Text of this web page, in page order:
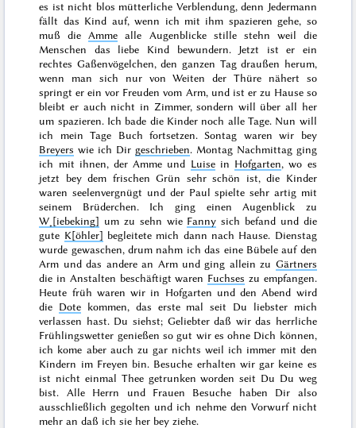
es ist nicht blos mütterliche Verblendung, denn Jedermann
fällt das Kind auf, wenn ich mit ihm spazieren gehe, so
muß dieAmme alle Augenblicke stille stehn weil die
Menschen das liebe Kind bewundern. Jetzt ist er ein
rechtes Gaßenvögelchen, den ganzen Tag draußen herum,
wenn man sich nur von Weiten der Thüre nähert so
springt er ein vor Freuden vom Arm, und ist er zu Hause so
bleibt er auch nicht in Zimmer, sondern will über all her
um spazieren. Ich bade die Kinder noch alle Tage. Nun will
ich mein Tage Buch fortsetzen. Sontag waren wir bey
Breyers wie ich Dir geschrieben. MontagNachmittag ging
ich mit ihnen, der Amme und Luisein Hofgarten, wo es
jetzt bey dem frischen Grün sehr schön ist, die Kinder
waren seelenvergnügt und der Paul spielte sehr artig mit
seinem Brüderchen. Ich ging einen Augenblick zu
W˖[iebeking] um zu sehn wie Fanny sich befand und die
gute K[öhler] begleitete mich dann nach Hause. Dienstag
wurde gewaschen, drum nahm ich das eine Bübele auf den
Arm und das andere an Arm und ging allein zu Gärtners
die in Anstalten beschäftigt waren Fuchses zu empfangen.
Heute früh waren wir in Hofgarten und den Abend wird
die Dote kommen, das erste mal seit Du liebster mich
verlassen hast. Du siehst; Geliebter daß wir das herrliche
Frühlingswetter genießen so gut wir es ohne Dich können,
ich kome aber auch zu gar nichts weil ich immer mit den
Kindern im Freyen bin. Besuche erhalten wir gar keine es
ist nicht einmal Thee getrunken worden seit Du Du weg
bist. Alle Herrn und Frauen Besuche haben Dir also
ausschließlich gegolten und ich nehme den Vorwurf nicht
mehr an daß ich sie her bey ziehe.